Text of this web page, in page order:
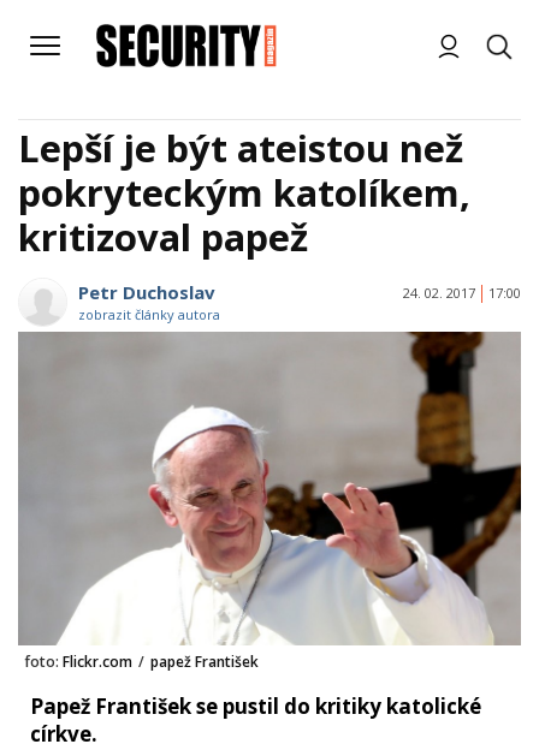
Lepší je být ateistou než
pokryteckým katolíkem,
kritizoval papež
Petr Duchoslav
zobrazit články autora
24. 02. 2017 17:00
foto: Flickr.com / papež František
Papež František se pustil do kritiky katolické
církve.